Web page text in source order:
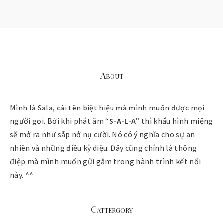
About
Mình là Sala, cái tên biệt hiệu mà mình muốn được mọi
người gọi. Bởi khi phát âm “S-A-L-A” thì khẩu hình miệng
sẽ mở ra như sắp nở nụ cười. Nó có ý nghĩa cho sự an
nhiên và những điều kỳ diệu. Đây cũng chính là thông
điệp mà mình muốn gửi gắm trong hành trình kết nối
này. ^^
Cattergory